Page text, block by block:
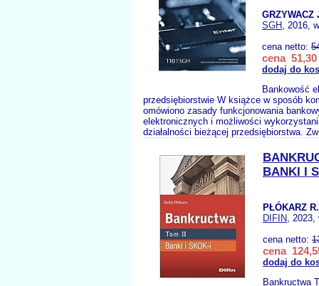
GRZYWACZ
SGH, 2016,
cena netto:
cena 51,30
dodaj do
Bankowość
przedsiębiorstwie W książce w sposób
omówiono zasady funkcjonowania
elektronicznych i możliwości
działalności bieżącej przedsiębiorstwa.
BANKI I
PŁÓKARZ R.
DIFIN, 2023,
cena netto:
cena
dodaj do
Bankructwa